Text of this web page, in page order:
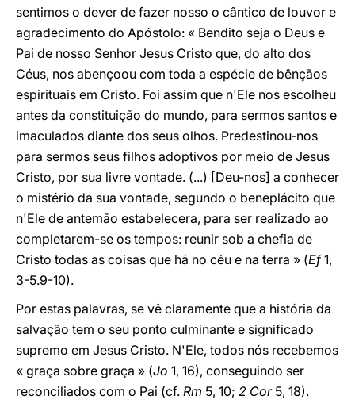
sentimos o dever de fazer nosso o cântico de louvor e
agradecimento do Apóstolo: « Bendito seja o Deus e
Pai de nosso Senhor Jesus Cristo que, do alto dos
Céus, nos abençoou com toda a espécie de bênçãos
espirituais em Cristo. Foi assim que n'Ele nos escolheu
antes da constituição do mundo, para sermos santos e
imaculados diante dos seus olhos. Predestinou-nos
para sermos seus filhos adoptivos por meio de Jesus
Cristo, por sua livre vontade. (...) [Deu-nos] a conhecer
o mistério da sua vontade, segundo o beneplácito que
n'Ele de antemão estabelecera, para ser realizado ao
completarem-se os tempos: reunir sob a chefia de
Cristo todas as coisas que há no céu e na terra » (Ef1,
3-5.9-10).
Por estas palavras, se vê claramente que a história da
salvação tem o seu ponto culminante e significado
supremo em Jesus Cristo. N'Ele, todos nós recebemos
« graça sobre graça » (Jo 1, 16), conseguindo ser
reconciliados com o Pai (cf. Rm 5, 10; 2 Cor5, 18).